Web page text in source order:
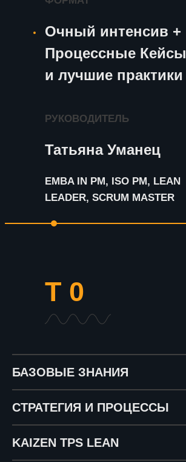
Очный интенсив +
Процессные Кейсы
и лучшие практики
Татьяна Уманец
РУКОВОДИТЕЛЬ
EMBA IN PM, ISO PM, LEAN
LEADER, SCRUM MASTER
Т 0
БАЗОВЫЕ ЗНАНИЯ
СТРАТЕГИЯ И ПРОЦЕССЫ
KAIZEN TPS LEAN